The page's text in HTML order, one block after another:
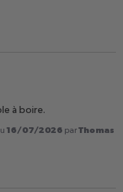
à boire.
16/07/2026 parThomas